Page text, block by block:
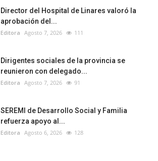
Director del Hospital de Linares valoró la
aprobación del...
Editora Agosto 7, 2026 111
Dirigentes sociales de la provincia se
reunieron con delegado...
Editora Agosto 7, 2026 91
SEREMI de Desarrollo Social y Familia
refuerza apoyo al...
Editora Agosto 6, 2026 128